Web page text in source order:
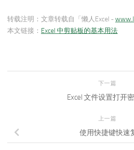
转载注明： 文章转载自「懒人Excel -
本文链接： Excel 中剪贴板的基本用法
下一篇
Excel 文件设置打开
上一篇
使用快捷键快速